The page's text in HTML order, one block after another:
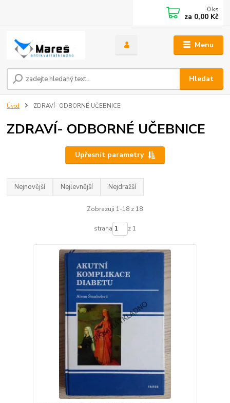
Menu
Hledat
0 ks
za 0,00 Kč
Úvod ZDRAVÍ- ODBORNÉ UČEBNICE
ZDRAVÍ- ODBORNÉ UČEBNICE
Upřesnit parametry
Nejnovější Nejlevnější Nejdražší
Zobrazuji 1-18 z 18
strana z 1